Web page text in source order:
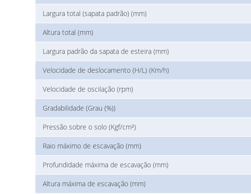
Largura total (sapata padrão) (mm)
Altura total (mm)
Largura padrão da sapata de esteira (mm)
Velocidade de deslocamento (H/L) (Km/h)
Velocidade de oscilação (rpm)
Gradabilidade (Grau (%))
Pressão sobre o solo (Kgf/cm²)
Raio máximo de escavação (mm)
Profundidade máxima de escavação (mm)
Altura máxima de escavação (mm)